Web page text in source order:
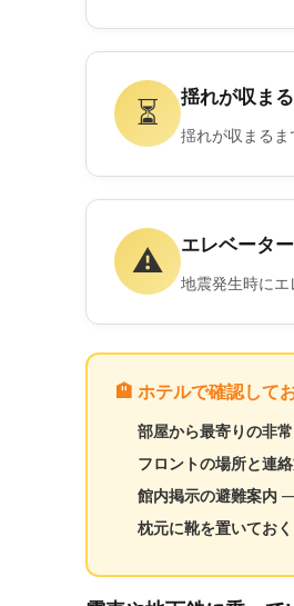
⏳ 揺れが収ま
揺れが収まるま
⚠️ エレベータ
地震発生時にエ
🏨 ホテルで確認して
部屋から最寄りの非
フロントの場所と連
館内掲示の避難案内 —
枕元に靴を置いておく